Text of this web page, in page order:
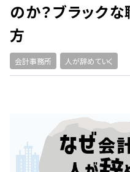
のか？ブラック
方
会計事務所 人が辞めていく